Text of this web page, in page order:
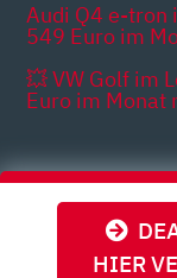
HIER
Audi Q4 e-tron
549 Euro im
💥 VW Golf im
Euro im Monat